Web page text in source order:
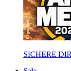
SICHERE